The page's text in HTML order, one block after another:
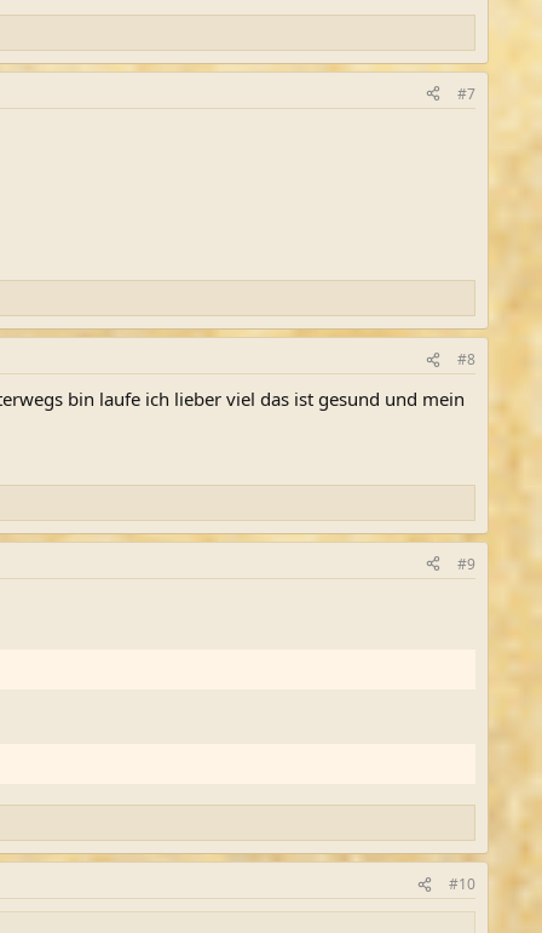
#7
#8
bin laufe ich lieber viel das ist gesund und mein
#9
#10